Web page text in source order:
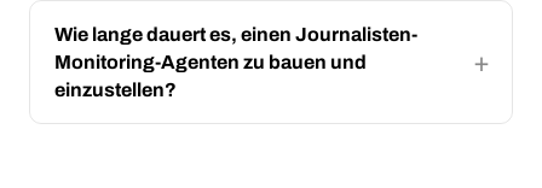
Wie lange dauert es, einen Journalisten-
Monitoring-Agenten zu bauen und
einzustellen?